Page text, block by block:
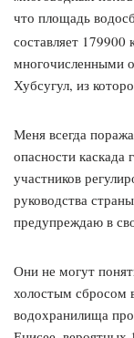
что площадь
составляет 179900
многочисленными
Хубсугул, из
Меня всегда
опасности каскада
участников
руководства
предупреждаю в
Они не могут
холостым сбросом
водохранилища